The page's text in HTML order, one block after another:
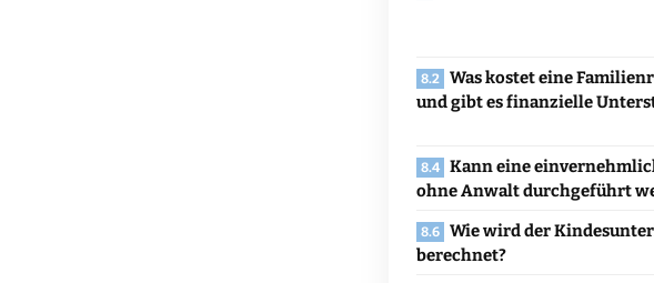
Was kostet eine
und gibt es finanzielle
Kann eine
ohne Anwalt durchgeführt
Wie wird der
berechnet?